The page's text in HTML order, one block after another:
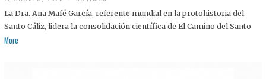
2
A
G
La Dra. Ana Mafé García, referente mundial en la protohistoria del
Santo Cáliz, lidera la consolidación científica de El Camino del Santo
More